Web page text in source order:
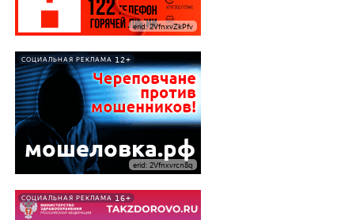
erid: 2VfnxvZkPfv
СОЦИАЛЬНАЯ РЕКЛАМА 12+
erid: 2Vfnxvrcn8q
СОЦИАЛЬНАЯ РЕКЛАМА 16+